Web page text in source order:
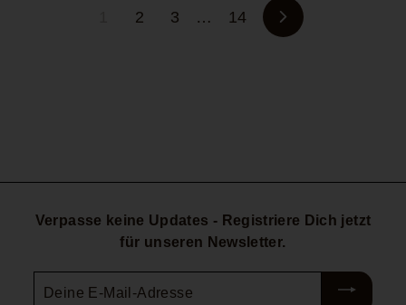
2 3 …
14
Vorwärts
Verpasse keine Updates - Registriere Dich jetzt
für unseren Newsletter.
E-